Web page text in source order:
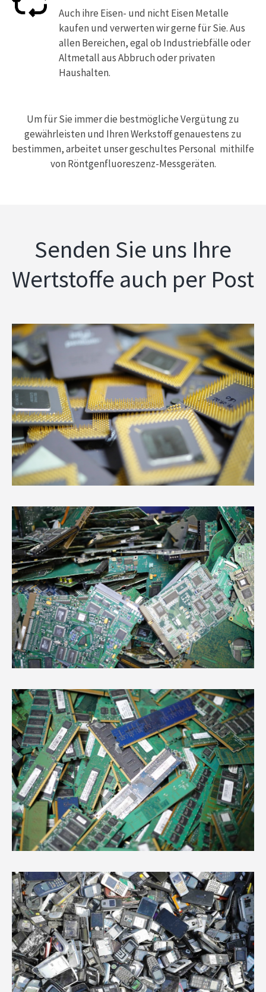
Auch ihre Eisen- und nicht Eisen Metalle
kaufen und verwerten wir gerne für Sie. Aus
allen Bereichen, egal ob Industriebfälle oder
Altmetall aus Abbruch oder privaten
Haushalten.
Um für Sie immer die bestmögliche Vergütung zu
gewährleisten und Ihren Werkstoff genauestens zu
bestimmen, arbeitet unser geschultes Personal mithilfe
vonRöntgenfluoreszenz-Messgeräten.
Senden Sie uns Ihre
Wertstoffe auch per Post